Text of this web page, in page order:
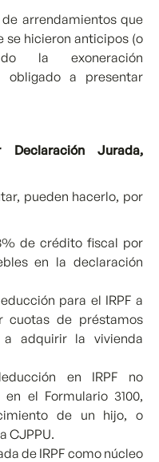
arrendamientos que
se hicieron anticipos (o
la exoneración
obligado a presentar
Declaración Jurada,
pueden hacerlo, por
de crédito fiscal por
en la declaración
para el IRPF a
cuotas de préstamos
a adquirir la vivienda
en IRPF no
el Formulario 3100,
de un hijo, o
CJPPU.
de IRPF como núcleo